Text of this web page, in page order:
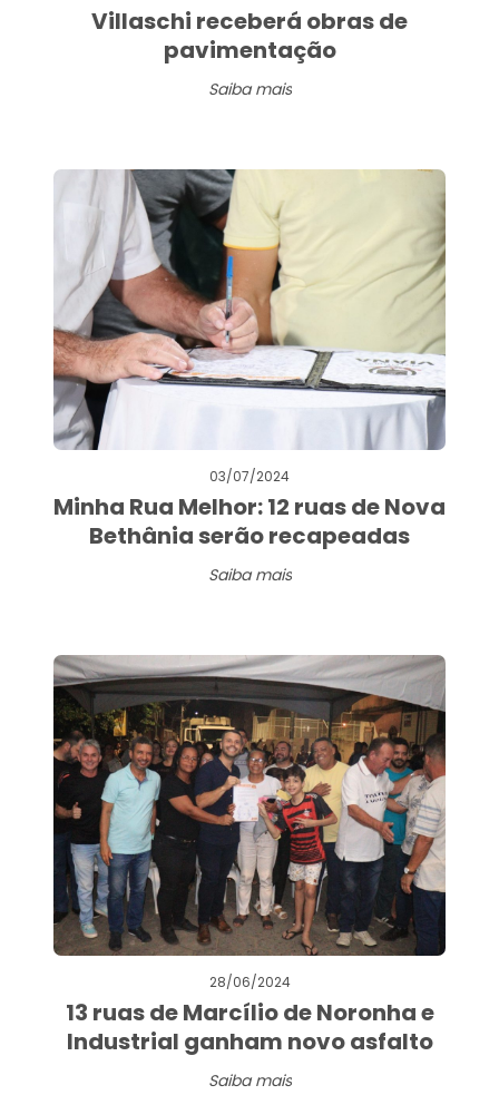
Villaschi receberá obras de
pavimentação
Saiba mais
03/07/2024
Minha Rua Melhor: 12 ruas de Nova
Bethânia serão recapeadas
Saiba mais
28/06/2024
13 ruas de Marcílio de Noronha e
Industrial ganham novo asfalto
Saiba mais